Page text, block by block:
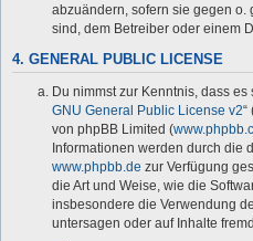
abzuändern, sofern sie gegen
sind, dem Betreiber oder einem
4. GENERAL PUBLIC LICENSE
Du nimmst zur Kenntnis, dass
GNU General Public License v2“
von phpBB Limited (
Informationen werden durch die
www.phpbb.de zur Verfügung
die Art und Weise, wie die
insbesondere die Verwendung
untersagen oder auf Inhalte